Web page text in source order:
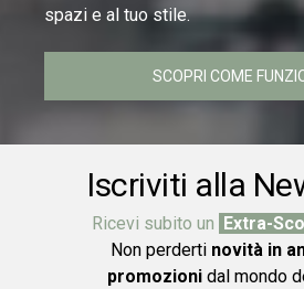
spazi e al tuo stile.
SCOPRI COME
Iscriviti alla
Ricevi subito un Extra-
Non perderti novità in
promozioni dal mondo